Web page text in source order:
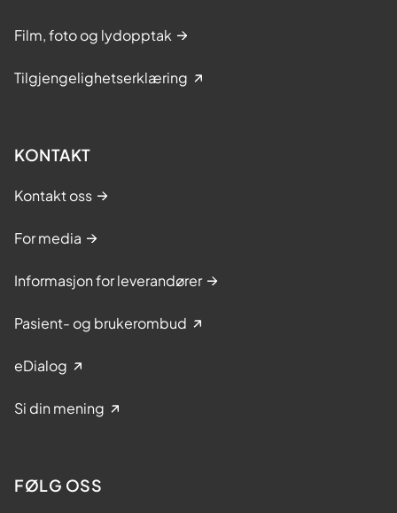
Film, foto og lydopptak
Tilgjengelighetserklæring
KONTAKT
Kontakt oss
For media
Informasjon for leverandører
Pasient- og brukerombud
eDialog
Si din mening
FØLG OSS